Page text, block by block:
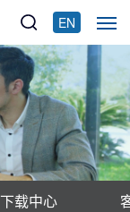
EN
下载中心